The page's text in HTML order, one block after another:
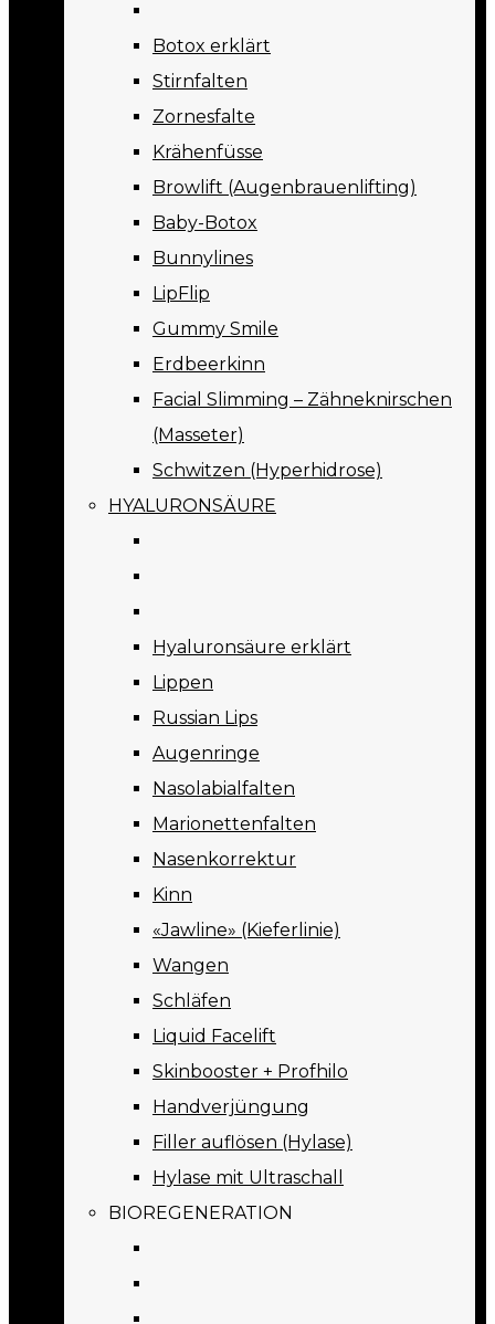
Botox erklärt
Stirnfalten
Zornesfalte
Krähenfüsse
Browlift (Augenbrauenlifting)
Baby-Botox
Bunnylines
LipFlip
Gummy Smile
Erdbeerkinn
Facial Slimming – Zähneknirschen
(Masseter)
Schwitzen (Hyperhidrose)
HYALURONSÄURE
Hyaluronsäure erklärt
Lippen
Russian Lips
Augenringe
Nasolabialfalten
Marionettenfalten
Nasenkorrektur
Kinn
«Jawline» (Kieferlinie)
Wangen
Schläfen
Liquid Facelift
Skinbooster + Profhilo
Handverjüngung
Filler auflösen (Hylase)
Hylase mit Ultraschall
BIOREGENERATION